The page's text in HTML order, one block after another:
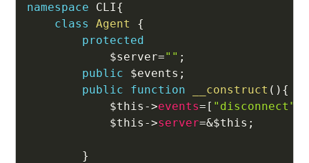
namespace
CLI{
class
Agent
{
protected
$server="" ;
public
$events ;
public
function __construct ( ) {
$this ->events= [ "disconnect"
$this ->server=&$this ;
}